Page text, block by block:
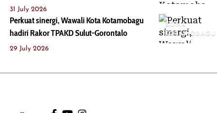
31 July 2026
ZONA
KOTAMOBAGU
Perkuat sinergi, Wawali Kota Kotamobagu
hadiri Rakor TPAKD Sulut-Gorontalo
29 July 2026